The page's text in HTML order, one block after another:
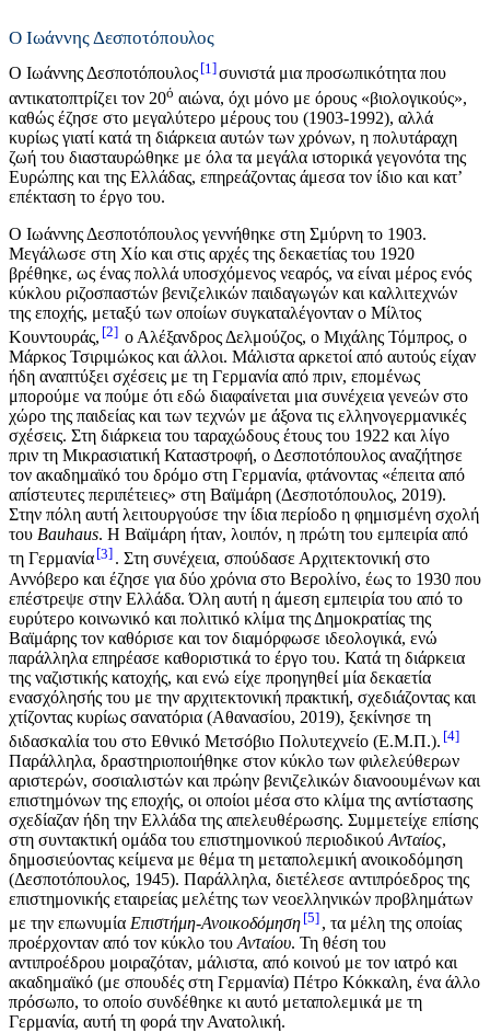
Ο Ιωάννης Δεσποτόπουλος
Ο Ιωάννης Δεσποτόπουλος 1 συνιστά μια προσωπικότητα που
αντικατοπτρίζει τον 20ό αιώνα, όχι μόνο με όρους «βιολογικούς»,
καθώς έζησε στο μεγαλύτερο μέρους του (1903-1992), αλλά
κυρίως γιατί κατά τη διάρκεια αυτών των χρόνων, η πολυτάραχη
ζωή του διασταυρώθηκε με όλα τα μεγάλα ιστορικά γεγονότα της
Ευρώπης και της Ελλάδας, επηρεάζοντας άμεσα τον ίδιο και κατ’
επέκταση το έργο του.
Ο Ιωάννης Δεσποτόπουλος γεννήθηκε στη Σμύρνη το 1903.
Μεγάλωσε στη Χίο και στις αρχές της δεκαετίας του 1920
βρέθηκε, ως ένας πολλά υποσχόμενος νεαρός, να είναι μέρος ενός
κύκλου ριζοσπαστών βενιζελικών παιδαγωγών και καλλιτεχνών
της εποχής, μεταξύ των οποίων συγκαταλέγονταν ο Μίλτος
Κουντουράς, 2
ο Αλέξανδρος Δελμούζος, ο Μιχάλης Τόμπρος, ο
Μάρκος Τσιριμώκος και άλλοι. Μάλιστα αρκετοί από αυτούς είχαν
ήδη αναπτύξει σχέσεις με τη Γερμανία από πριν, επομένως
μπορούμε να πούμε ότι εδώ διαφαίνεται μια συνέχεια γενεών στο
χώρο της παιδείας και των τεχνών με άξονα τις ελληνογερμανικές
σχέσεις. Στη διάρκεια του ταραχώδους έτους του 1922 και λίγο
πριν τη Μικρασιατική Καταστροφή, ο Δεσποτόπουλος αναζήτησε
τον ακαδημαϊκό του δρόμο στη Γερμανία, φτάνοντας «έπειτα από
απίστευτες περιπέτειες» στη Βαϊμάρη (Δεσποτόπουλος, 2019).
Στην πόλη αυτή λειτουργούσε την ίδια περίοδο η φημισμένη σχολή
του Βauhaus. Η Βαϊμάρη ήταν, λοιπόν, η πρώτη του εμπειρία από
τη Γερμανία 3 . Στη συνέχεια, σπούδασε Αρχιτεκτονική στο
Αννόβερο και έζησε για δύο χρόνια στο Βερολίνο, έως το 1930 που
επέστρεψε στην Ελλάδα. Όλη αυτή η άμεση εμπειρία του από το
ευρύτερο κοινωνικό και πολιτικό κλίμα της Δημοκρατίας της
Βαϊμάρης τον καθόρισε και τον διαμόρφωσε ιδεολογικά, ενώ
παράλληλα επηρέασε καθοριστικά το έργο του. Κατά τη διάρκεια
της ναζιστικής κατοχής, και ενώ είχε προηγηθεί μία δεκαετία
ενασχόλησής του με την αρχιτεκτονική πρακτική, σχεδιάζοντας και
χτίζοντας κυρίως σανατόρια (Αθανασίου, 2019), ξεκίνησε τη
διδασκαλία του στο Εθνικό Μετσόβιο Πολυτεχνείο (Ε.Μ.Π.). 4
Παράλληλα, δραστηριοποιήθηκε στον κύκλο των φιλελεύθερων
αριστερών, σοσιαλιστών και πρώην βενιζελικών διανοουμένων και
επιστημόνων της εποχής, οι οποίοι μέσα στο κλίμα της αντίστασης
σχεδίαζαν ήδη την Ελλάδα της απελευθέρωσης. Συμμετείχε επίσης
στη συντακτική ομάδα του επιστημονικού περιοδικού Ανταίος,
δημοσιεύοντας κείμενα με θέμα τη μεταπολεμική ανοικοδόμηση
(Δεσποτόπουλος, 1945). Παράλληλα, διετέλεσε αντιπρόεδρος της
επιστημονικής εταιρείας μελέτης των νεοελληνικών προβλημάτων
με την επωνυμία Επιστήμη-Ανοικοδόμηση 5 , τα μέλη της οποίας
προέρχονταν από τον κύκλο του Ανταίου. Τη θέση του
αντιπροέδρου μοιραζόταν, μάλιστα, από κοινού με τον ιατρό και
ακαδημαϊκό (με σπουδές στη Γερμανία) Πέτρο Κόκκαλη, ένα άλλο
πρόσωπο, το οποίο συνδέθηκε κι αυτό μεταπολεμικά με τη
Γερμανία, αυτή τη φορά την Ανατολική.